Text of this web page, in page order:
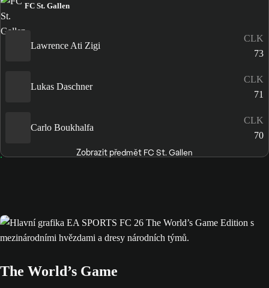
FC St. Gallen
Lawrence Ati Zigi
CLK
73
Lukas Daschner
CLK
71
Carlo Boukhalfa
CLK
70
Zobrazit předmět FC St. Gallen
The World’s Game